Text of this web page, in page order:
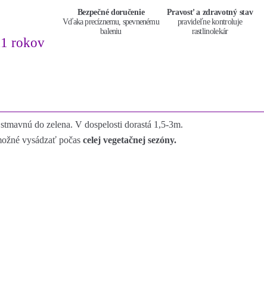
rokov
Bezpečné doručenie
Vďaka precíznemu, spevnenému
baleniu
Pravosť a zdravotný stav
pravideľne kontroluje
rastlinolekár
do zelena. V dospelosti dorastá 1,5-3m.
vysádzať počas celej vegetačnej sezóny.